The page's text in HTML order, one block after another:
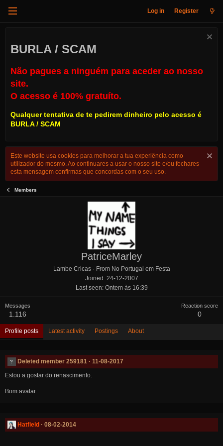
Log in Register
BURLA / SCAM
Não pagues a ninguém para aceder ao nosso
site.
O acesso é 100% gratuíto.
Qualquer tentativa de te pedirem dinheiro pelo acesso é
BURLA / SCAM
Este website usa cookies para melhorar a tua experiência como
utilizador do mesmo. Ao continuares a usar o nosso site e/ou fechares
esta mensagem confirmas que concordas com o seu uso.
Members
PatriceMarley
Lambe Cricas · From No Portugal em Festa
Joined 24-12-2007
Last seen Ontem às 16:39
Messages
1.116
Reaction score
0
Profile posts Latest activity Postings About
Deleted member 259181
11-08-2017
Estou a gostar do renascimento.
Bom avatar.
Hatfield 08-02-2014